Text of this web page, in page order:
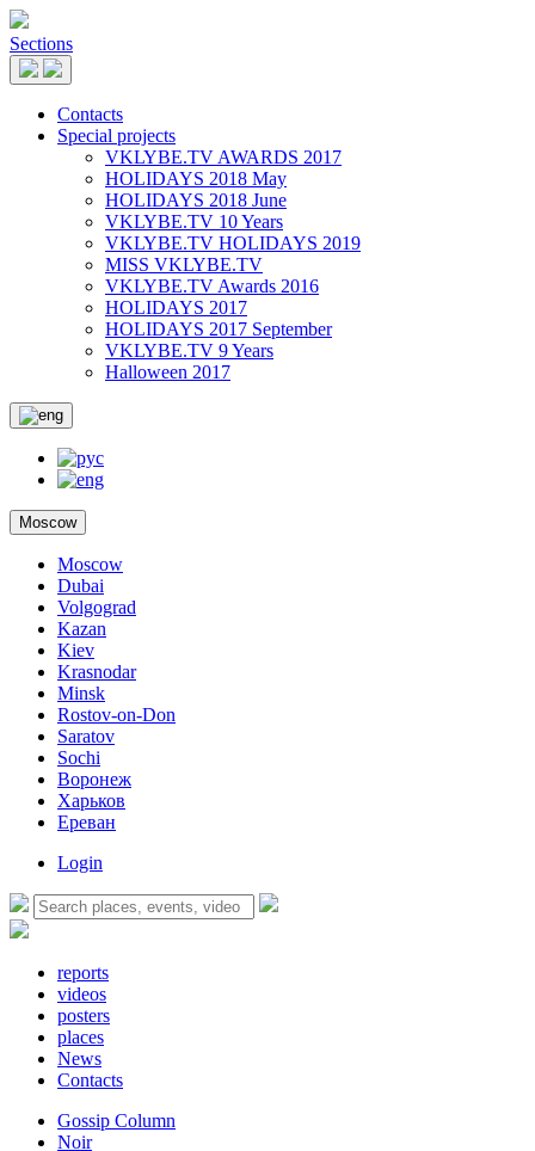
Sections
Contacts
Special projects
VKLYBE.TV AWARDS 2017
HOLIDAYS 2018 May
HOLIDAYS 2018 June
VKLYBE.TV 10 Years
VKLYBE.TV HOLIDAYS 2019
MISS VKLYBE.TV
VKLYBE.TV Awards 2016
HOLIDAYS 2017
HOLIDAYS 2017 September
VKLYBE.TV 9 Years
Halloween 2017
Moscow
Moscow
Dubai
Volgograd
Kazan
Kiev
Krasnodar
Minsk
Rostov-on-Don
Saratov
Sochi
Воронеж
Харьков
Ереван
Login
reports
videos
posters
places
News
Contacts
Gossip Column
Noir